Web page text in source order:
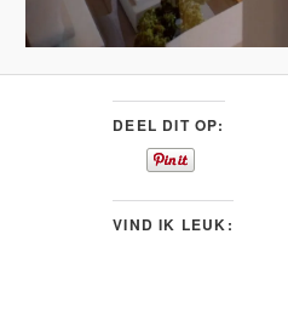
DEEL DIT OP:
VIND IK LEUK: